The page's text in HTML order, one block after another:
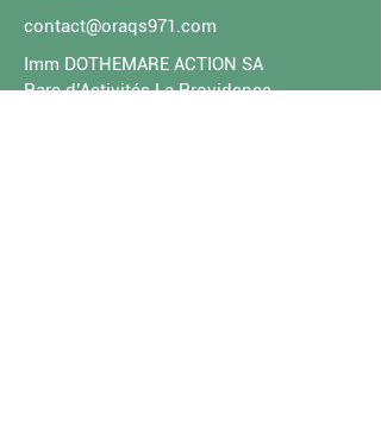
contact@oraqs971.com
Imm DOTHEMARE ACTION SA
Parc d’Activités La Providence -